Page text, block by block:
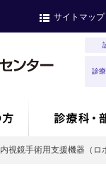
サイトマップ
診
内視鏡手術用支援機器（ロ